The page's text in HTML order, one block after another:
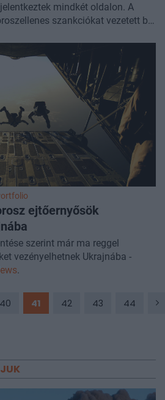
mindkét oldalon. A
szankciókat vezetett be.
hétvége legfontosabb eseményei.
ejtőernyősök
szerint már ma reggel
vezényelhetnek Ukrajnába -
.
40 41 42 43 44